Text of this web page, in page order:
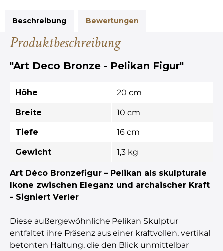
Beschreibung Bewertungen
Produktbeschreibung
"Art Deco Bronze - Pelikan Figur"
Höhe 20 cm
Breite 10 cm
Tiefe 16 cm
Gewicht 1,3 kg
Art Déco Bronzefigur – Pelikan als skulpturale
Ikone zwischen Eleganz und archaischer Kraft
- Signiert Verler
Diese außergewöhnliche Pelikan Skulptur
entfaltet ihre Präsenz aus einer kraftvollen, vertikal
betonten Haltung, die den Blick unmittelbar